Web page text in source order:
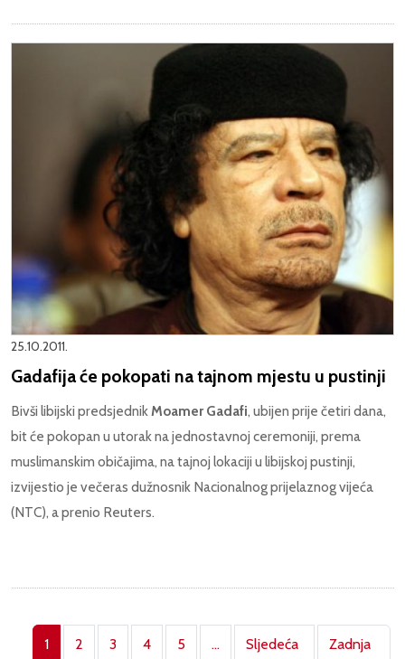
25.10.2011.
Gadafija će pokopati na tajnom mjestu u pustinji
Bivši libijski predsjednikMoamer Gadafi, ubijen prije četiri dana,
bit će pokopan u utorak na jednostavnoj ceremoniji, prema
muslimanskim običajima, na tajnoj lokaciji u libijskoj pustinji,
izvijestio je večeras dužnosnik Nacionalnog prijelaznog vijeća
(NTC), a prenio Reuters.
Pagination
1 2 3 4 5 …
Sljedeća
Zadnja